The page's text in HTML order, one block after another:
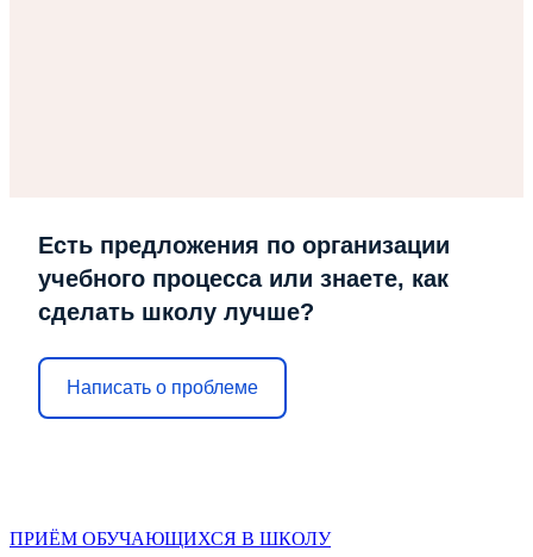
Есть предложения по организации
учебного процесса или знаете, как
сделать школу лучше?
Написать о проблеме
ПРИЁМ ОБУЧАЮЩИХСЯ В ШКОЛУ